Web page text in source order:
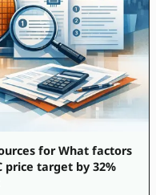
for What factors
price target by 32%